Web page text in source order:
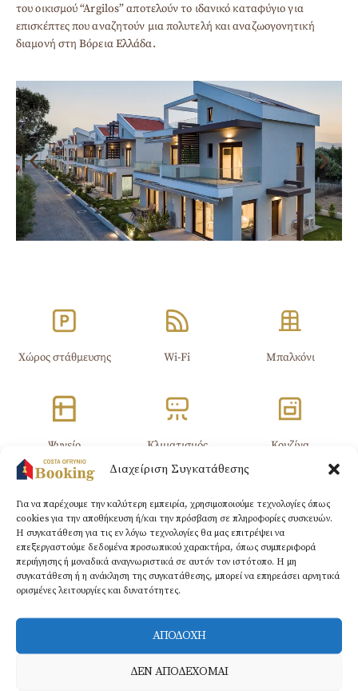
Διαχείριση Συγκατάθεσης
Για να παρέχουμε την καλύτερη εμπειρία, χρησιμοποιούμε τεχνολογίες όπως
cookies για την αποθήκευση ή/και την πρόσβαση σε πληροφορίες συσκευών.
Η συγκατάθεση για τις εν λόγω τεχνολογίες θα μας επιτρέψει να
επεξεργαστούμε δεδομένα προσωπικού χαρακτήρα, όπως συμπεριφορά
περιήγησης ή μοναδικά αναγνωριστικά σε αυτόν τον ιστότοπο. Η μη
συγκατάθεση ή η ανάκληση της συγκατάθεσης, μπορεί να επηρεάσει αρνητικά
ορισμένες λειτουργίες και δυνατότητες.
ΑΠΟΔΟΧΗ
ΔΕΝ ΑΠΟΔΕΧΟΜΑΙ
του οικισμού “Argilos” αποτελούν το ιδανικό καταφύγιο για
επισκέπτες που αναζητούν μια πολυτελή και αναζωογονητική
διαμονή στη Βόρεια Ελλάδα.
Χώρος στάθμευσης Wi-Fi​ Μπαλκόνι
Ψυγείο Κλιματισμός Κουζίνα
Τηλεόραση
επίπεδης οθόνης​
Στεγνωτήρας
μαλλιών​
BOOK NOW